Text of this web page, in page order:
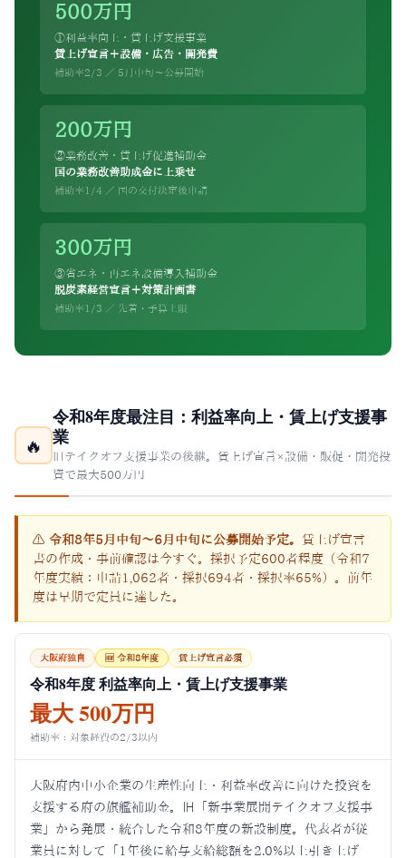
500万円
①利益率向上・賃上げ支援事業
賃上げ宣言＋設備・広告・開発費
補助率2/3 ／ 5月中旬〜公募開始
200万円
②業務改善・賃上げ促進補助金
国の業務改善助成金に上乗せ
補助率1/4 ／ 国の交付決定後申請
300万円
③省エネ・再エネ設備導入補助金
脱炭素経営宣言＋対策計画書
補助率1/3 ／ 先着・予算上限
🔥
令和8年度最注目：利益率向上・賃上げ支援事
業
旧テイクオフ支援事業の後継。賃上げ宣言×設備・販促・開発投
資で最大500万円
⚠ 令和8年5月中旬〜6月中旬に公募開始予定。 賃上げ宣言
書の作成・事前確認は今すぐ。採択予定600者程度（令和7
年度実績：申請1,062者・採択694者・採択率65%）。前年
度は早期で定員に達した。
大阪府独自 🆕 令和8年度 賃上げ宣言必須
令和8年度 利益率向上・賃上げ支援事業
最大 500万円
補助率：対象経費の2/3以内
大阪府内中小企業の生産性向上・利益率改善に向けた投資を
支援する府の旗艦補助金。旧「新事業展開テイクオフ支援事
業」から発展・統合した令和8年度の新設制度。代表者が従
業員に対して「1年後に給与支給総額を2.0%以上引き上げ